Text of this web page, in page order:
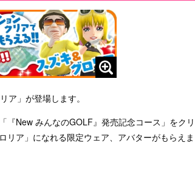
ア」が登場します。
『New みんなのGOLF』発売記念コース」をクリ
リア」になれる限定ウェア、アバターがもらえま